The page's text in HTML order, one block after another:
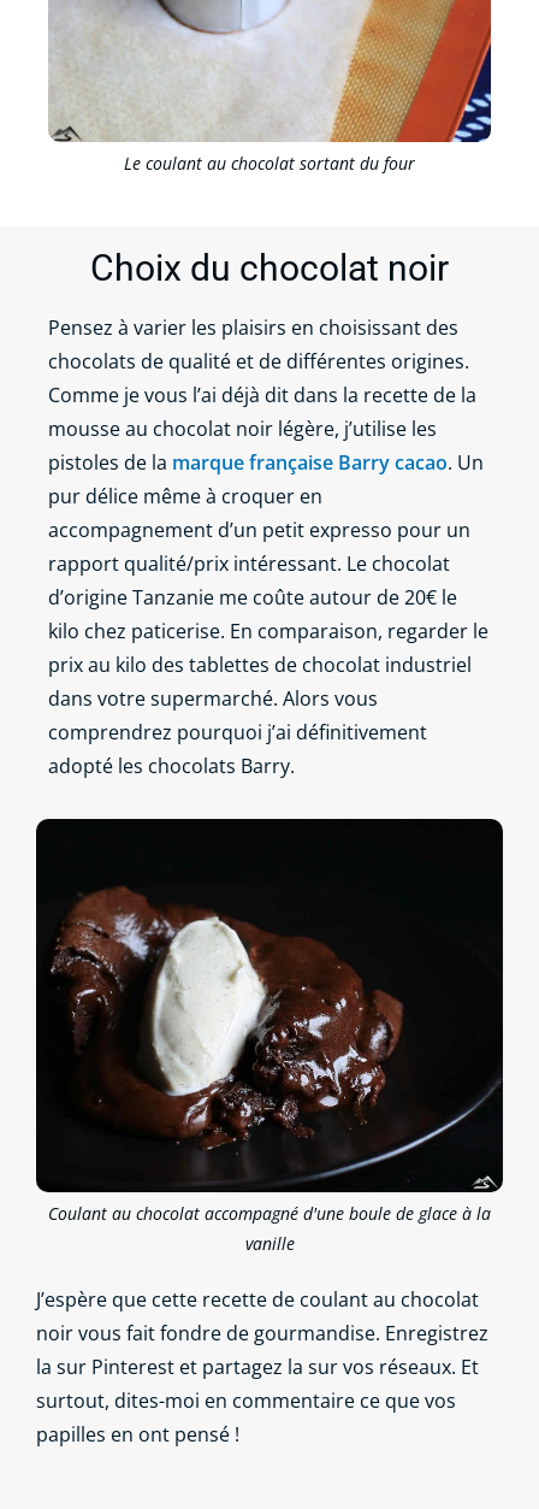
Le coulant au chocolat sortant du four
Choix du chocolat noir
Pensez à varier les plaisirs en choisissant des
chocolats de qualité et de différentes origines.
Comme je vous l’ai déjà dit dans la recette de la
mousse au chocolat noir légère, j’utilise les
pistoles de la marque française Barry cacao. Un
pur délice même à croquer en
accompagnement d’un petit expresso pour un
rapport qualité/prix intéressant. Le chocolat
d’origine Tanzanie me coûte autour de 20€ le
kilo chez paticerise. En comparaison, regarder le
prix au kilo des tablettes de chocolat industriel
dans votre supermarché. Alors vous
comprendrez pourquoi j’ai définitivement
adopté les chocolats Barry.
Coulant au chocolat accompagné d'une boule de glace à la
vanille
J’espère que cette recette de coulant au chocolat
noir vous fait fondre de gourmandise. Enregistrez
la sur Pinterest et partagez la sur vos réseaux. Et
surtout, dites-moi en commentaire ce que vos
papilles en ont pensé !